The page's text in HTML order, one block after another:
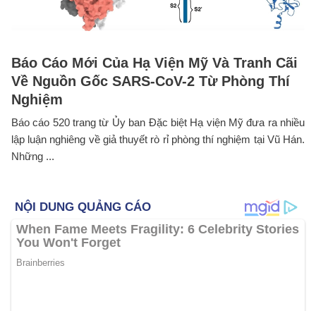
Báo Cáo Mới Của Hạ Viện Mỹ Và Tranh Cãi
Về Nguồn Gốc SARS-CoV-2 Từ Phòng Thí
Nghiệm
Báo cáo 520 trang từ Ủy ban Đặc biệt Hạ viện Mỹ đưa ra nhiều
lập luận nghiêng về giả thuyết rò rỉ phòng thí nghiệm tại Vũ Hán.
Những ...